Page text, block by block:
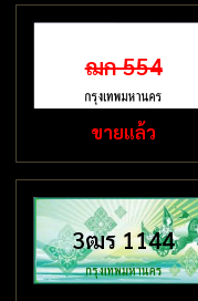
ฌก 554
ขายแล้ว
3ฒร 1144